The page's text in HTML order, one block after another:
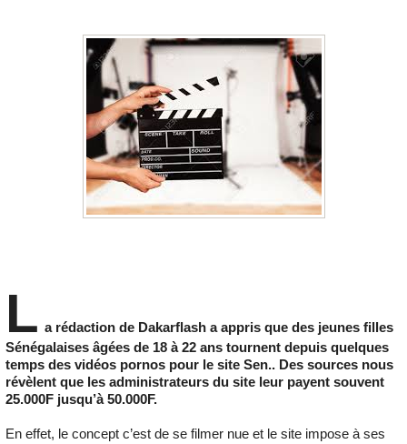
L a rédaction de Dakarflash a appris que des jeunes filles
Sénégalaises âgées de 18 à 22 ans tournent depuis quelques
temps des vidéos pornos pour le site Sen.. Des sources nous
révèlent que les administrateurs du site leur payent souvent
25.000F jusqu’à 50.000F.
En effet, le concept c’est de se filmer nue et le site impose à ses